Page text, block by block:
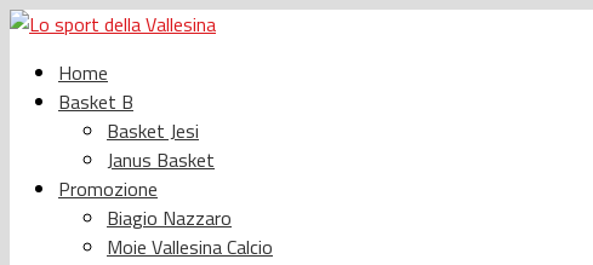
Home
Basket B
Basket Jesi
Janus Basket
Promozione
Biagio Nazzaro
Moie Vallesina Calcio